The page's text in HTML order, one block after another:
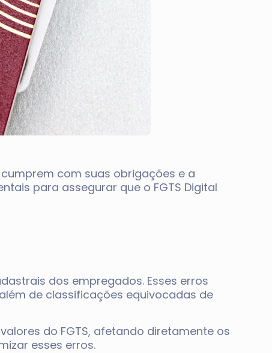
com suas obrigações e a
para assegurar que o FGTS Digital
dos empregados. Esses erros
de classificações equivocadas de
do FGTS, afetando diretamente os
esses erros.